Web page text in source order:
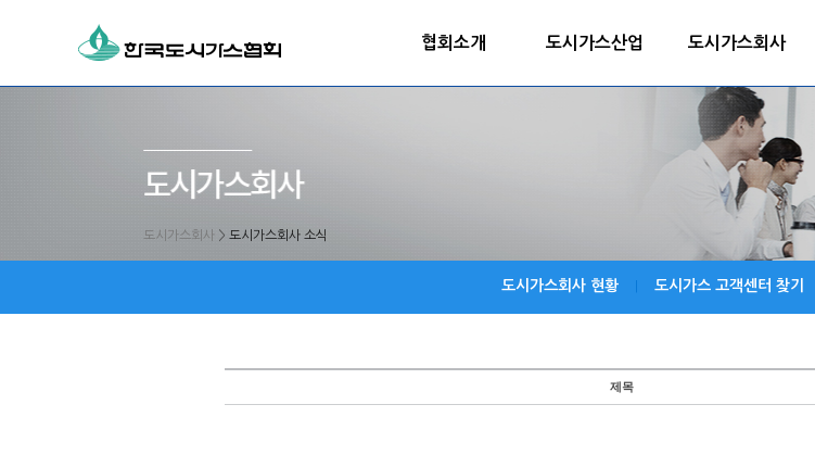
협회소개 도시가스산업 도시가스회사
도시가스회사 > 도시가스회사 소식
도시가스회사 현황 도시가스 고객센터 찾기
제목